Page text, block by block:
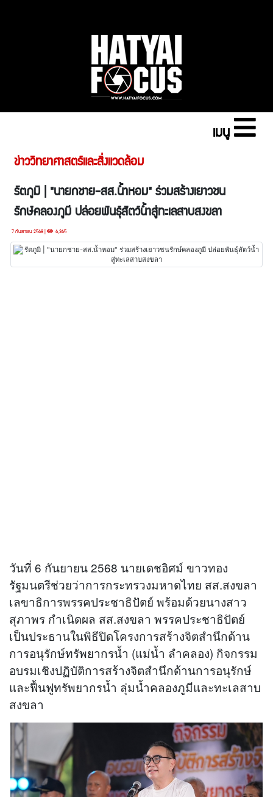
เมนู
ข่าววิทยาศาสตร์และสิ่งแวดล้อม
รัตภูมิ | "นายกชาย-สส.น้ำหอม" ร่วมสร้างเยาวชน
รักษ์คลองภูมี ปล่อยพันธุ์สัตว์น้ำสู่ทะเลสาบสงขลา
7 กันยายน 2568 | 6,365
วันที่ 6 กันยายน 2568 นายเดชอิศม์ ขาวทอง
รัฐมนตรีช่วยว่าการกระทรวงมหาดไทย สส.สงขลา
เลขาธิการพรรคประชาธิปัตย์ พร้อมด้วยนางสาว
สุภาพร กำเนิดผล สส.สงขลา พรรคประชาธิปัตย์
เป็นประธานในพิธีปิดโครงการสร้างจิตสำนึกด้าน
การอนุรักษ์ทรัพยากรน้ำ (แม่น้ำ ลำคลอง) กิจกรรม
อบรมเชิงปฏิบัติการสร้างจิตสำนึกด้านการอนุรักษ์
และฟื้นฟูทรัพยากรน้ำ ลุ่มน้ำคลองภูมีและทะเลสาบ
สงขลา